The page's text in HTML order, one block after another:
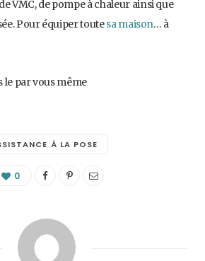
VMC, de pompe à chaleur ainsi que
Pour équiper toutesa maison… à
par vous même
À LA POSE
0